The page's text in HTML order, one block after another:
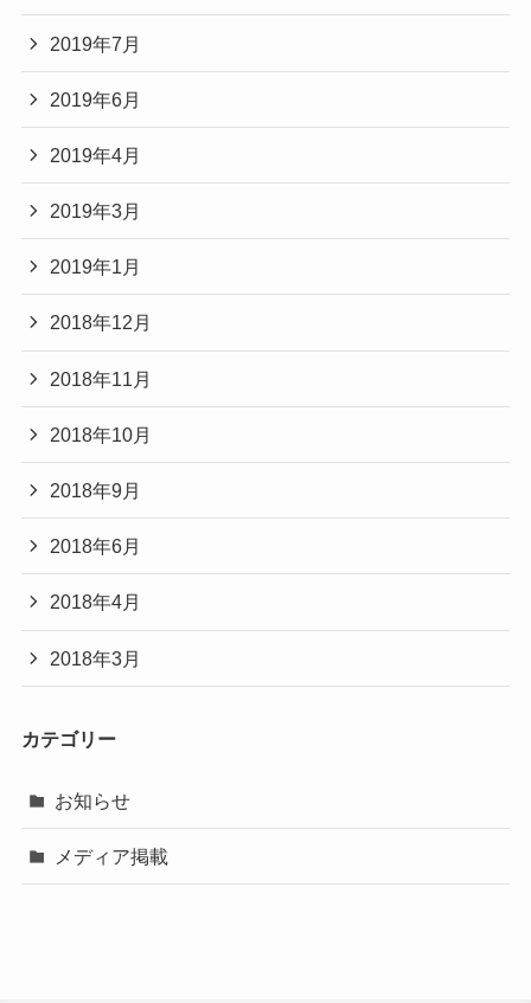
2019年7月
2019年6月
2019年4月
2019年3月
2019年1月
2018年12月
2018年11月
2018年10月
2018年9月
2018年6月
2018年4月
2018年3月
カテゴリー
お知らせ
メディア掲載